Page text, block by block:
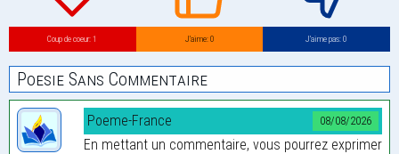
Coup de coeur: 1 J’aime: 0 J’aime pas: 0
Poesie Sans Commentaire
08/08/2026
Poeme-France
En mettant un commentaire, vous pourrez exprimer